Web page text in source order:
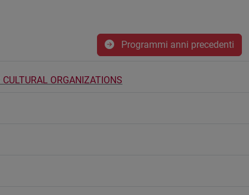
Programmi anni precedenti
ORGANIZATIONS